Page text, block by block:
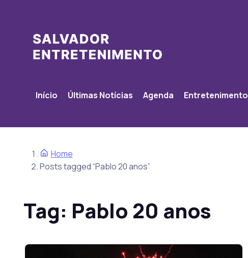
Início Últimas Notícias Agenda Entretenimento
Home
Posts tagged “Pablo 20 anos”
Tag: Pablo 20 anos